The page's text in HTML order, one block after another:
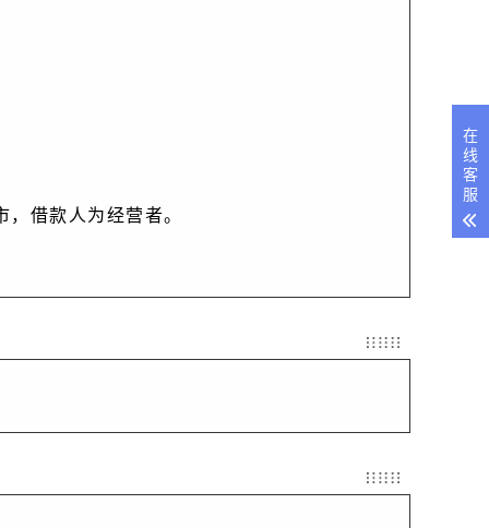
借款人为经营者。
在
线
客
服